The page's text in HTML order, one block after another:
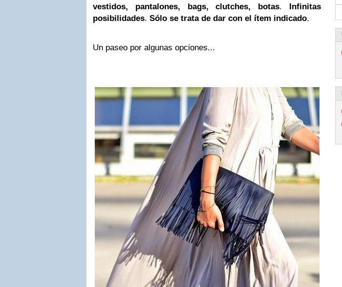
vestidos, pantalones, bags, clutches, botas. Infinitas
posibilidades. Sólo se trata de dar con el ítem indicado.
Un paseo por algunas opciones...